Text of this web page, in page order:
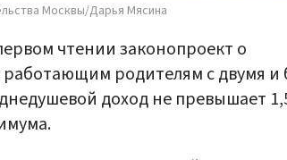
Москвы/Дарья Мясина
чтении законопроект о
родителям с двумя и
доход не превышает